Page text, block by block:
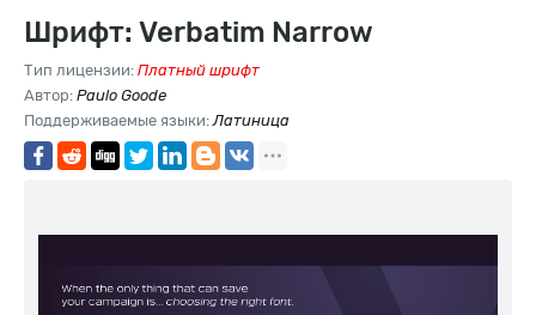
Шрифт: Verbatim Narrow
Тип лицензии: Платный шрифт
Автор: Paulo Goode
Поддерживаемые языки:Латиница